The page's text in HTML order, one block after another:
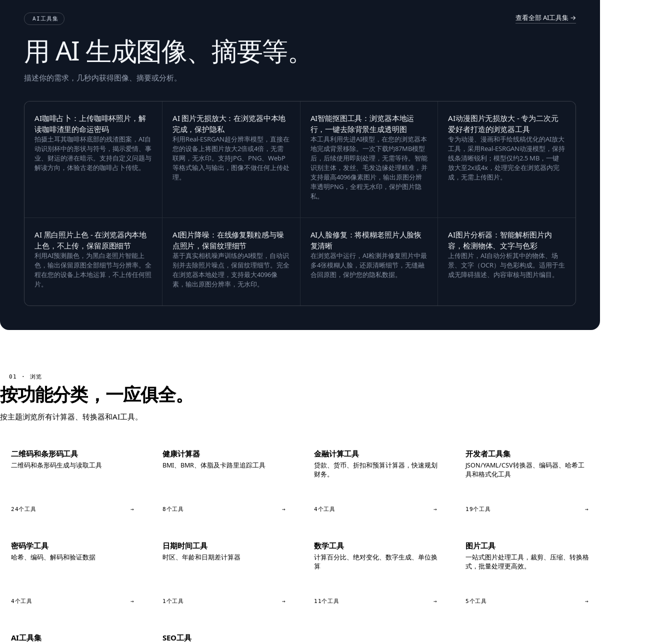
AI工具集
用 AI 生成图像、摘要等。
描述你的需求，几秒内获得图像、摘要或分析。
查看全部 AI工具集 →
AI咖啡占卜：上传咖啡杯照片，解
读咖啡渣里的命运密码
拍摄土耳其咖啡杯底部的残渣图案，AI自
动识别杯中的形状与符号，揭示爱情、事
业、财运的潜在暗示。支持自定义问题与
解读方向，体验古老的咖啡占卜传统。
AI 图片无损放大：在浏览器中本地
完成，保护隐私
利用Real-ESRGAN超分辨率模型，直接在
您的设备上将图片放大2倍或4倍，无需
联网，无水印。支持JPG、PNG、WebP
等格式输入与输出，图像不做任何上传处
理。
AI智能抠图工具：浏览器本地运
行，一键去除背景生成透明图
本工具利用先进AI模型，在您的浏览器本
地完成背景移除。一次下载约87MB模型
后，后续使用即刻处理，无需等待。智能
识别主体，发丝、毛发边缘处理精准，并
支持最高4096像素图片，输出原图分辨
率透明PNG，全程无水印，保护图片隐
私。
AI动漫图片无损放大 - 专为二次元
爱好者打造的浏览器工具
专为动漫、漫画和手绘线稿优化的AI放大
工具，采用Real-ESRGAN动漫模型，保持
线条清晰锐利；模型仅约2.5 MB，一键
放大至2x或4x，处理完全在浏览器内完
成，无需上传图片。
AI 黑白照片上色 - 在浏览器内本地
上色，不上传，保留原图细节
利用AI预测颜色，为黑白老照片智能上
色，输出保留原图全部细节与分辨率。全
程在您的设备上本地运算，不上传任何照
片。
AI图片降噪：在线修复颗粒感与噪
点照片，保留纹理细节
基于真实相机噪声训练的AI模型，自动识
别并去除照片噪点，保留纹理细节。完全
在浏览器本地处理，支持最大4096像
素，输出原图分辨率，无水印。
AI人脸修复：将模糊老照片人脸恢
复清晰
在浏览器中运行，AI检测并修复照片中最
多4张模糊人脸，还原清晰细节，无缝融
合回原图，保护您的隐私数据。
AI图片分析器：智能解析图片内
容，检测物体、文字与色彩
上传图片，AI自动分析其中的物体、场
景、文字（OCR）与色彩构成。适用于生
成无障碍描述、内容审核与图片编目。
01 · 浏览
按功能分类，一应俱全。
按主题浏览所有计算器、转换器和AI工具。
二维码和条形码工具
二维码和条形码生成与读取工具
24个工具 →
健康计算器
BMI、BMR、体脂及卡路里追踪工具
8个工具 →
金融计算工具
贷款、货币、折扣和预算计算器，快速规划
财务。
4个工具 →
开发者工具集
JSON/YAML/CSV转换器、编码器、哈希工
具和格式化工具
19个工具 →
密码学工具
哈希、编码、解码和验证数据
4个工具 →
日期时间工具
时区、年龄和日期差计算器
1个工具 →
数学工具
计算百分比、绝对变化、数字生成、单位换
算
11个工具 →
图片工具
一站式图片处理工具，裁剪、压缩、转换格
式，批量处理更高效。
5个工具 →
AI工具集 SEO工具